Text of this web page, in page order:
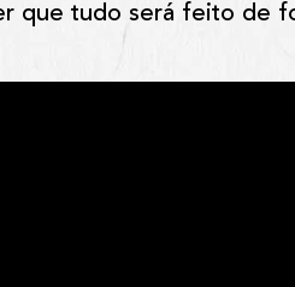
que tudo será feito de